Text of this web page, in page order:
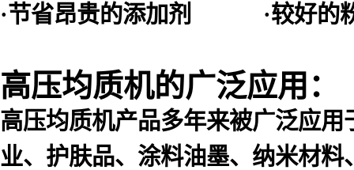
·节省昂贵的添加剂 ·较好的
高压均质机的广泛应用：
高压均质机产品多年来被广泛应
业、护肤品、涂料油墨、纳米材